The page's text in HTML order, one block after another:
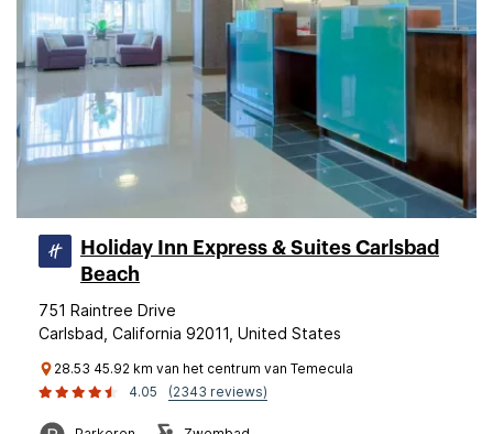
Holiday Inn Express & Suites Carlsbad
Beach
751 Raintree Drive
Carlsbad, California 92011, United States
28.53 45.92 km van het centrum van Temecula
4.05
(2343 reviews)